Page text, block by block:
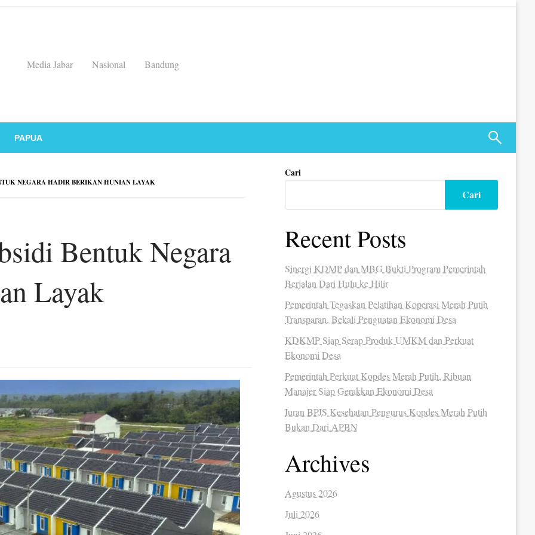
Media Jabar
Nasional Bandung
PAPUA
NEGARA HADIR BERIKAN HUNIAN LAYAK
Bentuk Negara
Layak
Cari
Cari
Recent Posts
Sinergi KDMP dan MBG Bukti Program Pemerintah
Berjalan Dari Hulu ke Hilir
Pemerintah Tegaskan Pelatihan Koperasi Merah Putih
Transparan, Bekali Penguatan Ekonomi Desa
KDKMP Siap Serap Produk UMKM dan Perkuat
Ekonomi Desa
Pemerintah Perkuat Kopdes Merah Putih, Ribuan
Manajer Siap Gerakkan Ekonomi Desa
Iuran BPJS Kesehatan Pengurus Kopdes Merah Putih
Bukan Dari APBN
Archives
Agustus 2026
Juli 2026